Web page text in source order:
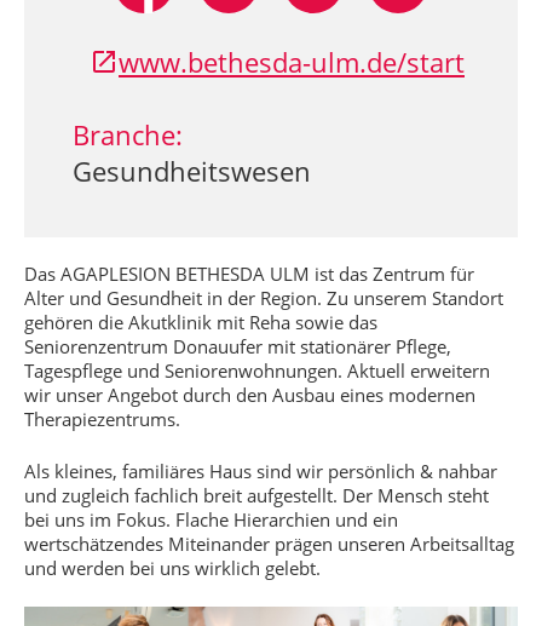
Das AGAPLESION BETHESDA ULM ist das Zentrum für
Alter und Gesundheit in der Region. Zu unserem Standort
gehören die Akutklinik mit Reha sowie das
Seniorenzentrum Donauufer mit stationärer Pflege,
Tagespflege und Seniorenwohnungen. Aktuell erweitern
wir unser Angebot durch den Ausbau eines modernen
Therapiezentrums.
Als kleines, familiäres Haus sind wir persönlich & nahbar
und zugleich fachlich breit aufgestellt. Der Mensch steht
bei uns im Fokus. Flache Hierarchien und ein
wertschätzendes Miteinander prägen unseren Arbeitsalltag
und werden bei uns wirklich gelebt.
www.bethesda-ulm.de/start
Branche:
Gesundheitswesen